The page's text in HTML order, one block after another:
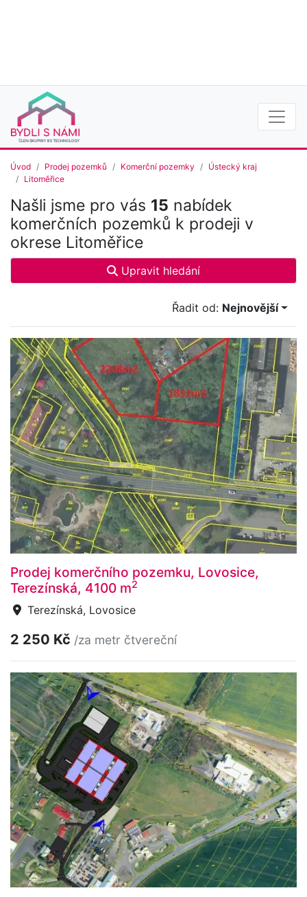
Úvod Prodej pozemků Komerční pozemky
Ústecký kraj
Litoměřice
Našli jsme pro vás 15 nabídek
komerčních pozemků k prodeji v
okrese Litoměřice
Upravit hledání
Řadit od: Nejnovější
Prodej komerčního pozemku, Lovosice,
Terezínská, 4100 m2
Terezínská, Lovosice
2 250 Kč /za metr čtvereční